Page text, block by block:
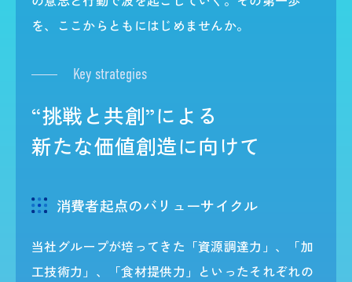
を、ここからともにはじめませんか。
Key strategies
“挑戦と共創”による
新たな価値創造に向けて
消費者起点のバリューサイクル
当社グループが培ってきた「資源調達力」、「加
工技術力」、「食材提供力」といったそれぞれの